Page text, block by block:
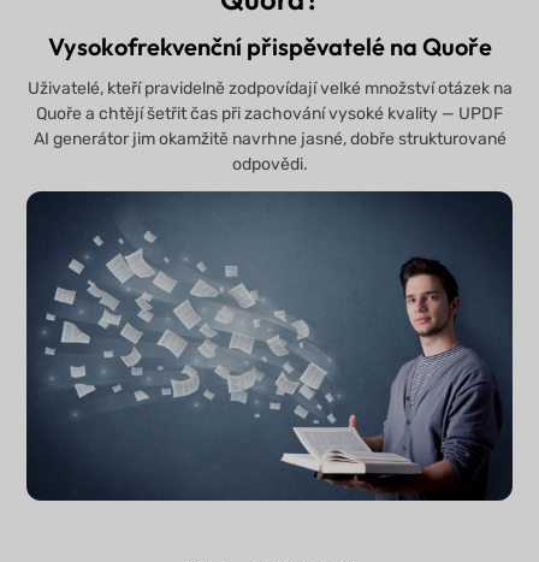
Vysokofrekvenční přispěvatelé na Quoře
Uživatelé, kteří pravidelně zodpovídají velké množství otázek na
Quoře a chtějí šetřit čas při zachování vysoké kvality — UPDF
AI generátor jim okamžitě navrhne jasné, dobře strukturované
odpovědi.